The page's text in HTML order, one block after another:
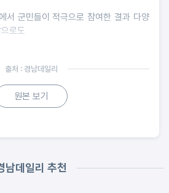
서 군민들이 적극으로 참여한 결과 다양
로도
출처 : 경남데일리
원본 보기
남데일리 추천